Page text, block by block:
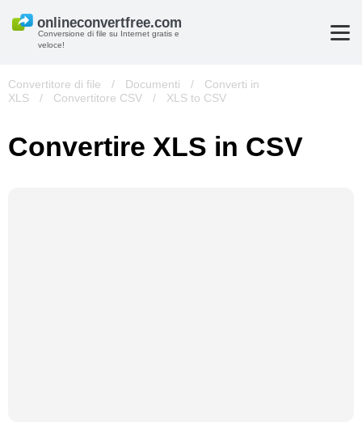
Conversione di file su Internet gratis e
veloce!
Convertitore di file / Documenti /
Converti in
XLS
/ Convertitore CSV / XLS to CSV
Convertire XLS in CSV